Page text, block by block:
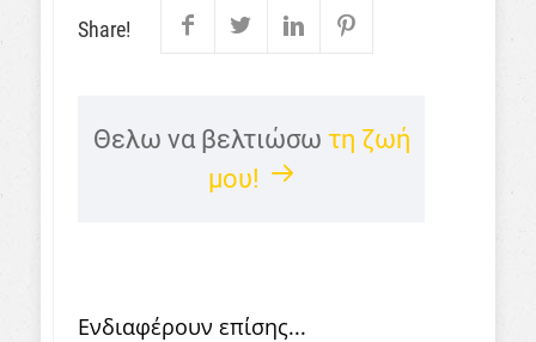
Share!
Θελω να βελτιώσω τη ζωή
μου!
Ενδιαφέρουν επίσης...